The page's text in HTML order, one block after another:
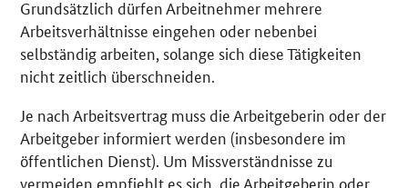
Grundsätzlich dürfen Arbeitnehmer mehrere
Arbeitsverhältnisse eingehen oder nebenbei
selbständig arbeiten, solange sich diese Tätigkeiten
nicht zeitlich überschneiden.
Je nach Arbeitsvertrag muss die Arbeitgeberin oder der
Arbeitgeber informiert werden (insbesondere im
öffentlichen Dienst). Um Missverständnisse zu
vermeiden empfiehlt es sich, die Arbeitgeberin oder